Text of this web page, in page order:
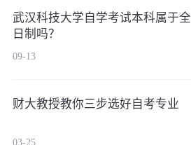
武汉科技大学自学考试本科属于全
日制吗？
09-13
财大教授教你三步选好自考专业
03-25